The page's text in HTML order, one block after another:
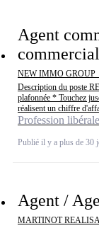
Agent
NEW IMMO GROUP
Description du poste
plafonnée * Touchez
réalisent un chiffre
Profession
Publié il y a plus de 30
Agent /
MARTINOT